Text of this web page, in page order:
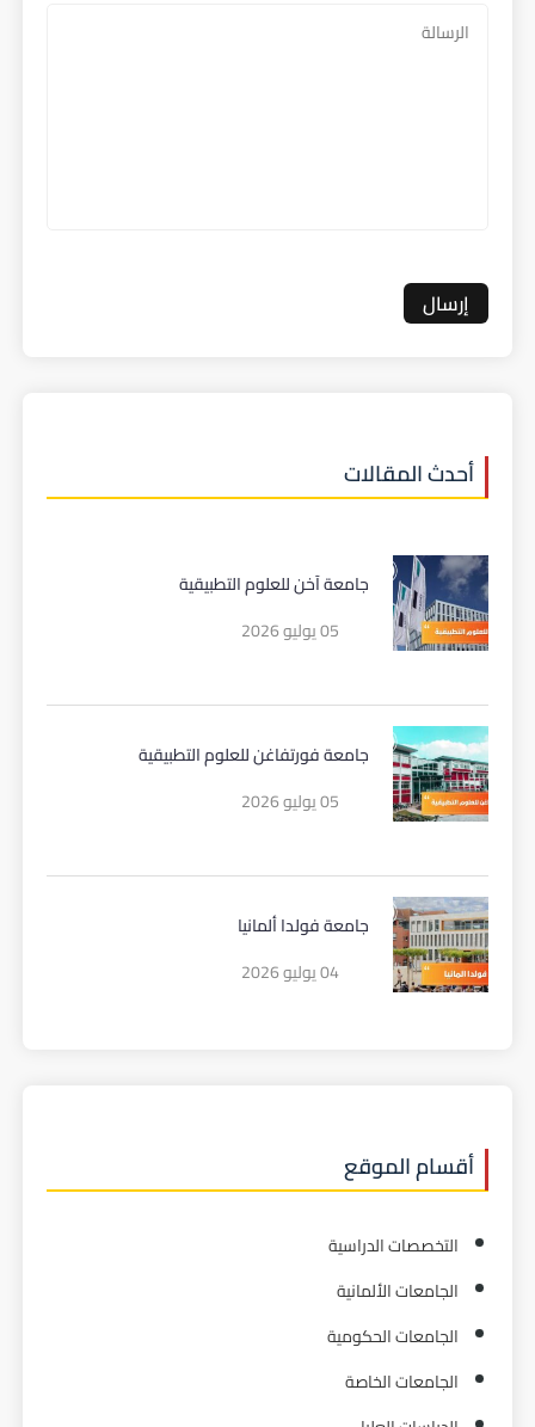
أحدث المقالات
جامعة آخن للعلوم التطبيقية
05 يوليو 2026
جامعة فورتفاغن للعلوم التطبيقية
05 يوليو 2026
جامعة فولدا ألمانيا
04 يوليو 2026
أقسام الموقع
التخصصات الدراسية
الجامعات الألمانية
الجامعات الحكومية
الجامعات الخاصة